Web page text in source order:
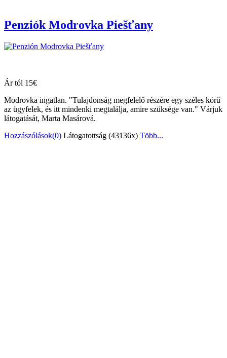
Penziók Modrovka Piešťany
Ár tól 15€
Modrovka ingatlan. "Tulajdonság megfelelő részére egy széles körű
az ügyfelek, és itt mindenki megtalálja, amire szüksége van." Várjuk
látogatását, Marta Masárová.
Hozzászólások(0) Látogatottság (43136x) Több...